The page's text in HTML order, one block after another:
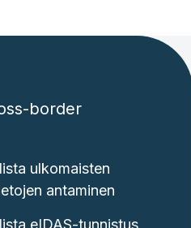
border
ulkomaisten
antaminen